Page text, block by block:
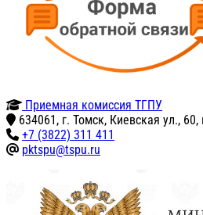
Приемная комиссия ТГПУ
634061, г. Томск, Киевская ул., 60,
+7 (3822) 311 411
pktspu@tspu.ru